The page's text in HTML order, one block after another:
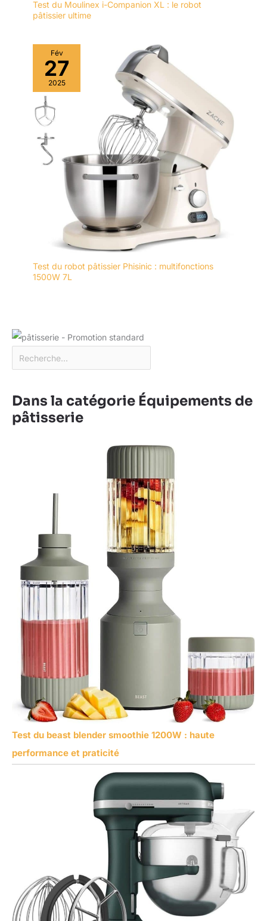
Test du Moulinex i-Companion XL : le robot
pâtissier ultime
Fév
27
2025
Test du robot pâtissier Phisinic : multifonctions
1500W 7L
Dans la catégorie Équipements de
pâtisserie
Test du beast blender smoothie 1200W : haute
performance et praticité